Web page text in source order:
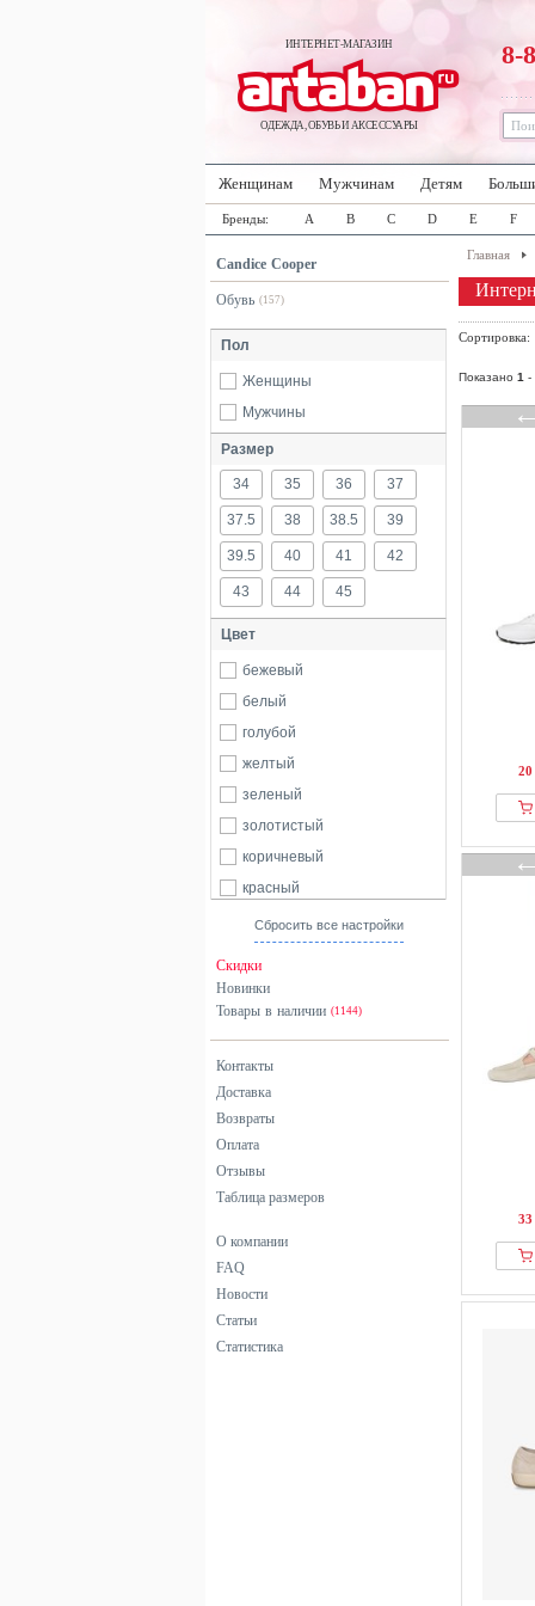
ИНТЕРНЕТ-МАГАЗИН
ОДЕЖДА, ОБУВЬ И АКСЕССУАРЫ
8-
Женщинам Мужчинам Детям
Бренды: A B C D E F
Candice Cooper
Обувь (157)
Пол
Женщины
Мужчины
Размер
34 35 36 37
37.5 38 38.5 39
39.5 40 41 42
43 44 45
Цвет
бежевый
белый
голубой
желтый
зеленый
золотистый
коричневый
красный
оранжевый
серебристый
серый
синий
Сбросить все настройки
Скидки
Новинки
Товары в наличии (1144)
Контакты
Доставка
Возвраты
Оплата
Отзывы
Таблица размеров
О компании
FAQ
Новости
Статьи
Статистика
Главная
Показано 1 -
20
33